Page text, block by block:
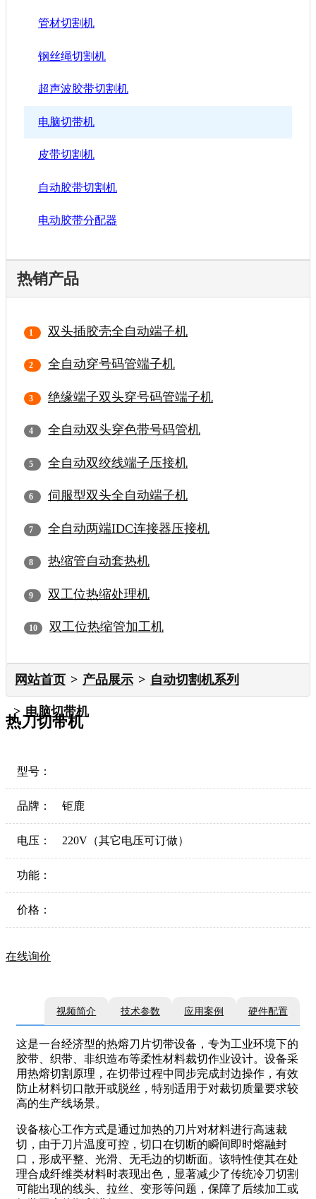
管材切割机
钢丝绳切割机
超声波胶带切割机
电脑切带机
皮带切割机
自动胶带切割机
电动胶带分配器
热销产品
双头插胶壳全自动端子机
全自动穿号码管端子机
绝缘端子双头穿号码管端子机
全自动双头穿色带号码管机
全自动双绞线端子压接机
伺服型双头全自动端子机
全自动两端IDC连接器压接机
热缩管自动套热机
双工位热缩处理机
双工位热缩管加工机
网站首页 产品展示 自动切割机系列
电脑切带机
热刀切带机
型号：
品牌： 钜鹿
电压： 220V（其它电压可订做）
功能：
价格：
在线询价
视频简介 技术参数 应用案例 硬件配置
这是一台经济型的热熔刀片切带设备，专为工业环境下的
胶带、织带、非织造布等柔性材料裁切作业设计。设备采
用热熔切割原理，在切带过程中同步完成封边操作，有效
防止材料切口散开或脱丝，特别适用于对裁切质量要求较
高的生产线场景。
设备核心工作方式是通过加热的刀片对材料进行高速裁
切，由于刀片温度可控，切口在切断的瞬间即时熔融封
口，形成平整、光滑、无毛边的切断面。该特性使其在处
理合成纤维类材料时表现出色，显著减少了传统冷刀切割
可能出现的线头、拉丝、变形等问题，保障了后续加工或